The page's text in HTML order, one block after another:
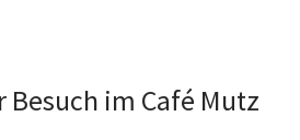
im Café Mutz